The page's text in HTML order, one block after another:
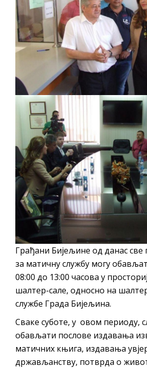
Ујић
Грађани Бијељине од данас све
за матичну службу могу
08:00 до 13:00 часова у
шалтер-сале, односно на
службе Града Бијељина.
Сваке суботе, у овом периоду,
обављати послове издавања
матичних књига, издавања
држављанству, потврда о